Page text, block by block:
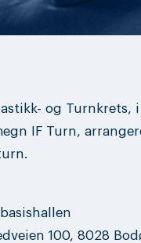
og Turnkrets, i
IF Turn,
100, 8028